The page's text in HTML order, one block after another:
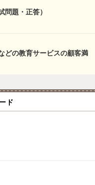
問題・正答）
どの教育サービスの顧客満
ド